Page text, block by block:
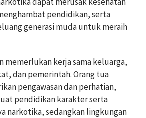
pendidikan, serta
generasi muda untuk meraih
memerlukan kerja sama keluarga,
dan pemerintah. Orang tua
pengawasan dan perhatian,
pendidikan karakter serta
narkotika, sedangkan lingkungan